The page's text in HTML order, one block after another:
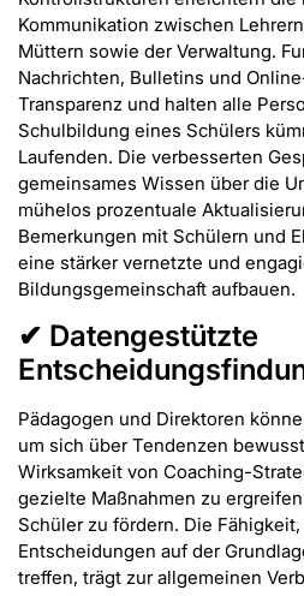
Kommunikation zwischen
Müttern sowie der Verwaltung.
Nachrichten, Bulletins und
Transparenz und halten alle
Schulbildung eines Schülers
Laufenden. Die verbesserten
gemeinsames Wissen über die
mühelos prozentuale
Bemerkungen mit Schülern und
eine stärker vernetzte und
Bildungsgemeinschaft aufbauen.
✔ Datengestützte
Pädagogen und Direktoren
um sich über Tendenzen
Wirksamkeit von Coaching-
gezielte Maßnahmen zu
Schüler zu fördern. Die
Entscheidungen auf der
treffen, trägt zur allgemeinen